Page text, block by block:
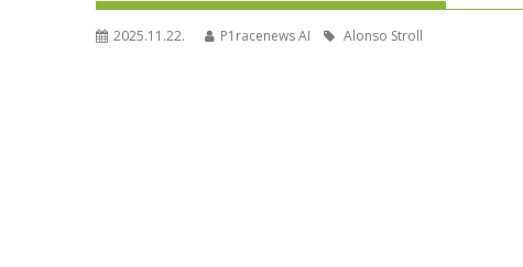
2025.11.22. P1racenews AI Alonso Stroll